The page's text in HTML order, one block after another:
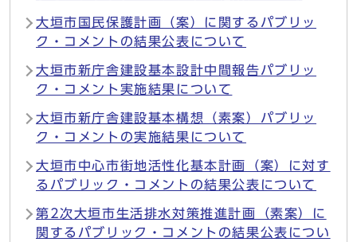
大垣市国民保護計画（案）に関するパブリッ
ク・コメントの結果公表について
大垣市新庁舎建設基本設計中間報告パブリッ
ク・コメント実施結果について
大垣市新庁舎建設基本構想（素案）パブリッ
ク・コメントの実施結果について
大垣市中心市街地活性化基本計画（案）に対す
るパブリック・コメントの結果公表について
第2次大垣市生活排水対策推進計画（素案）に
関するパブリック・コメントの結果公表につい